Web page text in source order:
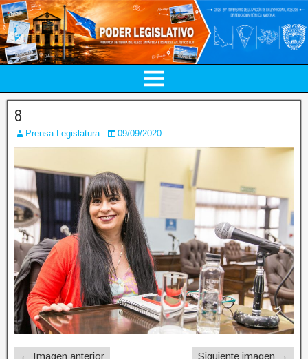
8
Prensa Legislatura 09/09/2020
← Imagen anterior Siguiente imagen →